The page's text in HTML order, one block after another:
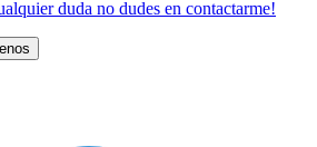
duda no dudes en contactarme!